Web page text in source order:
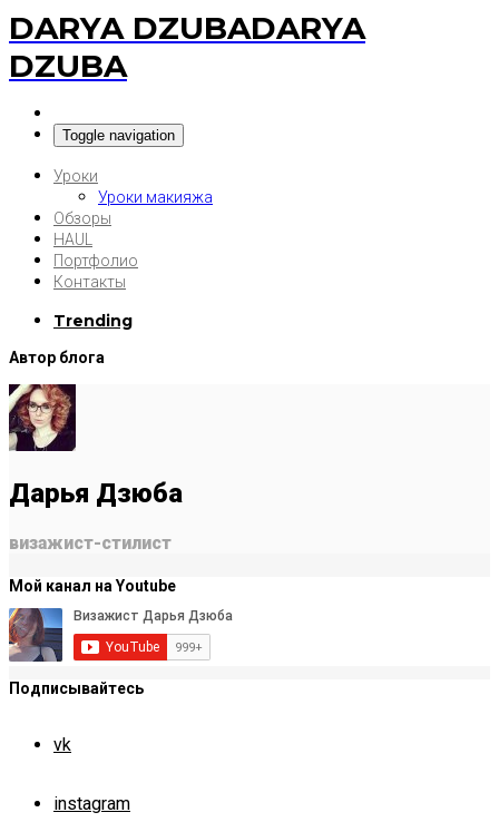
DARYA DZUBADARYA
DZUBA
Toggle navigation
Уроки
Уроки макияжа
Обзоры
HAUL
Портфолио
Контакты
Trending
Автор блога
Дарья Дзюба
визажист-стилист
Мой канал на Youtube
Подписывайтесь
vk
instagram